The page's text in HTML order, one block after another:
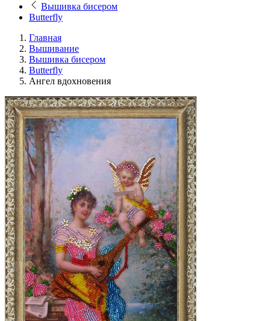
Вышивка бисером
Butterfly
Главная
Вышивание
Вышивка бисером
Butterfly
Ангел вдохновения